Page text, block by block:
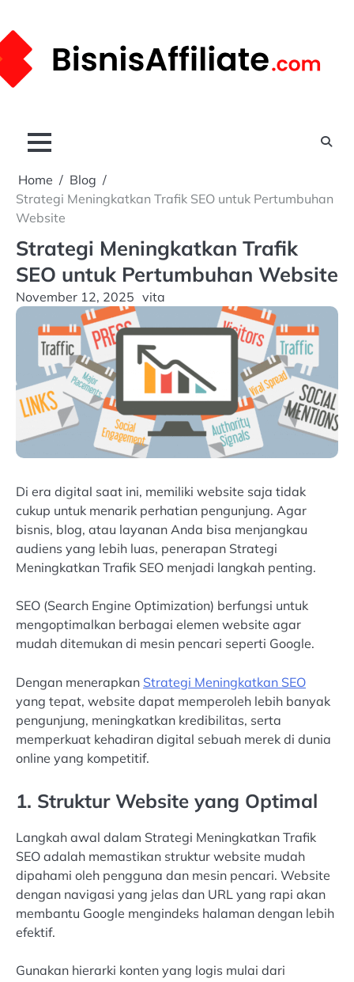
to
content
Home
Blog
Strategi Meningkatkan Trafik SEO untuk Pertumbuhan
Website
Strategi Meningkatkan Trafik
SEO untuk Pertumbuhan Website
November 12, 2025 vita
Di era digital saat ini, memiliki website saja tidak
cukup untuk menarik perhatian pengunjung. Agar
bisnis, blog, atau layanan Anda bisa menjangkau
audiens yang lebih luas, penerapan Strategi
Meningkatkan Trafik SEO menjadi langkah penting.
SEO (Search Engine Optimization) berfungsi untuk
mengoptimalkan berbagai elemen website agar
mudah ditemukan di mesin pencari seperti Google.
Dengan menerapkan Strategi Meningkatkan SEO
yang tepat, website dapat memperoleh lebih banyak
pengunjung, meningkatkan kredibilitas, serta
memperkuat kehadiran digital sebuah merek di dunia
online yang kompetitif.
1. Struktur Website yang Optimal
Langkah awal dalam Strategi Meningkatkan Trafik
SEO adalah memastikan struktur website mudah
dipahami oleh pengguna dan mesin pencari. Website
dengan navigasi yang jelas dan URL yang rapi akan
membantu Google mengindeks halaman dengan lebih
efektif.
Gunakan hierarki konten yang logis mulai dari